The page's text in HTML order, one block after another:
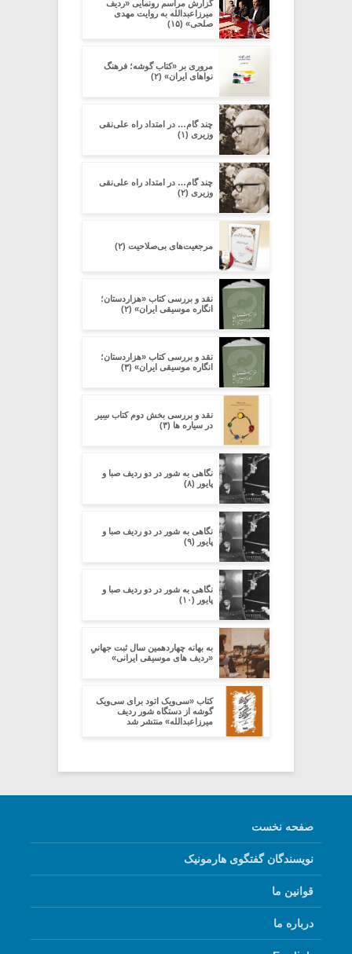
گزارش مراسم رونمایی «ردیف
میرزاعبدالله به روایت مهدی
صلحی» (۱۵)
مروری بر «کتاب گوشه؛ فرهنگ
نواهای ایران» (۲)
چند گام… در امتداد راه علی‌نقی
وزیری (۱)
چند گام… در امتداد راه علی‌نقی
وزیری (۲)
مرجعیت‌های بی‌صلاحیت (۲)
نقد و بررسی کتاب «هزاردستان؛
انگاره موسیقی ایران» (۲)
نقد و بررسی کتاب «هزاردستان؛
انگاره موسیقی ایران» (۳)
نقد و بررسی بخش دوم کتاب سِیر
در سیاره ­ها (۳)
نگاهی به شور در دو ردیف صبا و
پایور (۸)
نگاهی به شور در دو ردیف صبا و
پایور (۹)
نگاهی به شور در دو ردیف صبا و
پایور (۱۰)
به بهانه چهاردهمین سال ثبت جهانیِِ
«ردیف های موسیقی ایرانی»
کتاب «سی‌ویک اتود برای سی‌ویک
گوشه از دستگاه شور ردیف
میرزاعبدالله» منتشر شد
صفحه نخست
نویسندگان گفتگوی هارمونیک
قوانین ما
درباره ما